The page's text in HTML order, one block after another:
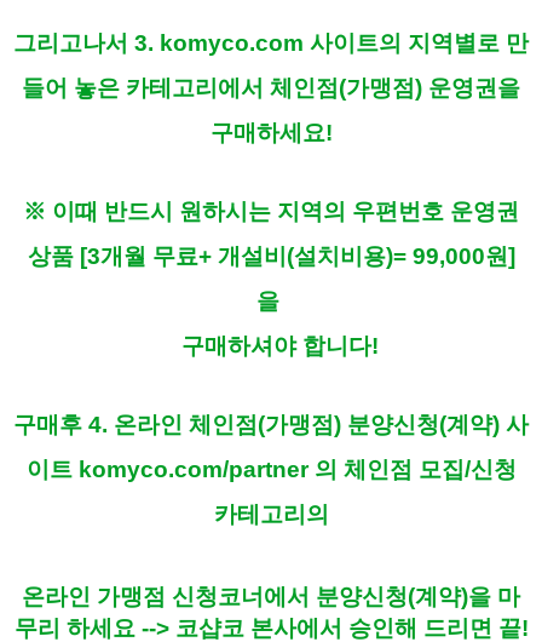
그리고나서 3. komyco.com 사이트의 지역별로 만
들어 놓은 카테고리에서 체인점(가맹점) 운영권을
구매하세요!
※ 이때 반드시 원하시는 지역의 우편번호 운영권
상품 [3개월 무료+ 개설비(설치비용)= 99,000원]
을
구매하셔야 합니다!
구매후 4. 온라인 체인점(가맹점) 분양신청(계약) 사
이트 komyco.com/partner​ 의 체인점 모집/신청
카테고리의
온라인 가맹점 신청코너에서 분양신청(계약)을 마
무리 하세요 --> 코샵코 본사에서 승인해 드리면 끝!